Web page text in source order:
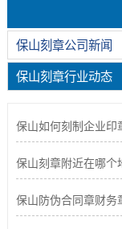
保山刻章公司新闻
保山刻章行业动态
保山刻章附近在哪个
保山防伪合同章财务